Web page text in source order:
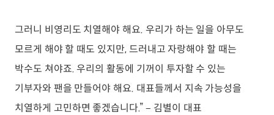
그러니 비영리도 치열해야 해요. 우리가 하는 일을 아무도
모르게 해야 할 때도 있지만, 드러내고 자랑해야 할 때는
박수도 쳐야죠. 우리의 활동에 기꺼이 투자할 수 있는
기부자와 팬을 만들어야 해요. 대표들께서 지속 가능성을
치열하게 고민하면 좋겠습니다.” – 김별이 대표